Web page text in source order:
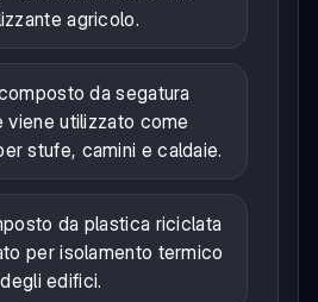
agricolo.
da segatura
viene utilizzato come
stufe, camini e caldaie.
da plastica riciclata
per isolamento termico
degli edifici.